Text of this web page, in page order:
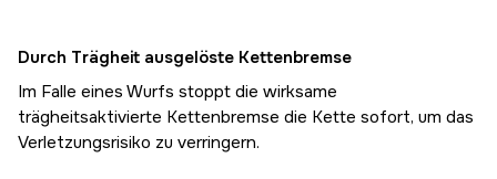
Durch Trägheit ausgelöste Kettenbremse
Im Falle eines Wurfs stoppt die wirksame
trägheitsaktivierte Kettenbremse die Kette sofort, um das
Verletzungsrisiko zu verringern.